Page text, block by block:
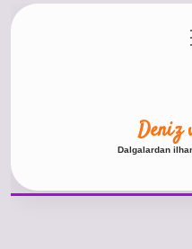
Gizlilik
Deniz
Dalgalardan